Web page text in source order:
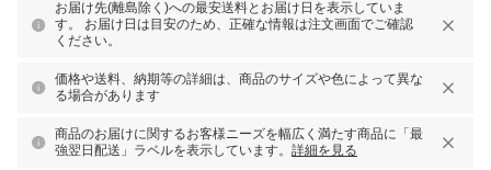
お届け先(離島除く)への最安送料とお届け日を表示していま
す。 お届け日は目安のため、正確な情報は注文画面でご確認
ください。
価格や送料、納期等の詳細は、商品のサイズや色によって異な
る場合があります
商品のお届けに関するお客様ニーズを幅広く満たす商品に「最
強翌日配送」ラベルを表示しています。 詳細を見る